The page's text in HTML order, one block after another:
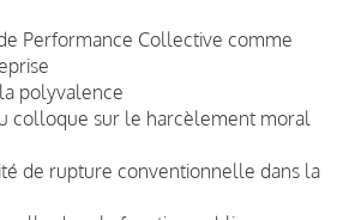
Performance Collective comme
polyvalence
colloque sur le harcèlement moral
de rupture conventionnelle dans la